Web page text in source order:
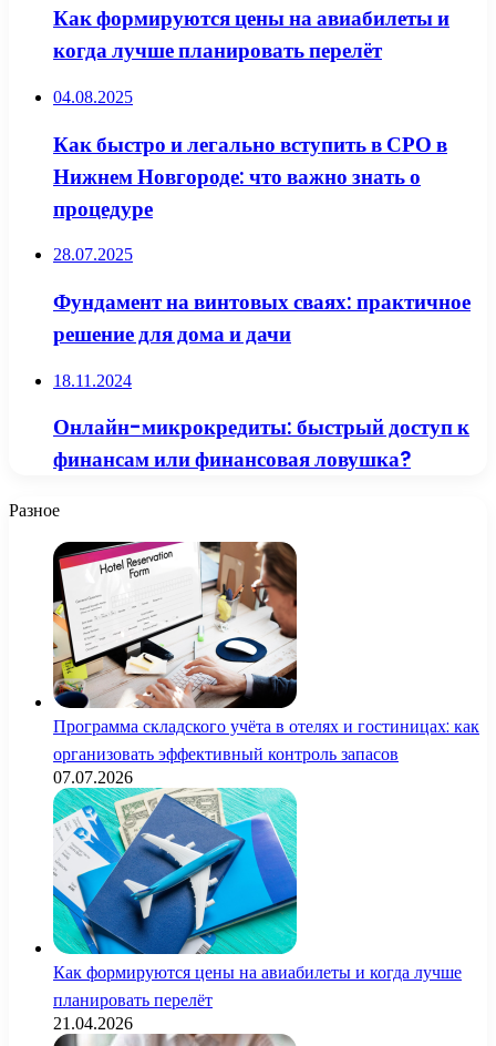
Как формируются цены на авиабилеты и
когда лучше планировать перелёт
04.08.2025
Как быстро и легально вступить в СРО в
Нижнем Новгороде: что важно знать о
процедуре
28.07.2025
Фундамент на винтовых сваях: практичное
решение для дома и дачи
18.11.2024
Онлайн-микрокредиты: быстрый доступ к
финансам или финансовая ловушка?
Разное
Программа складского учёта в отелях и гостиницах: как
организовать эффективный контроль запасов
07.07.2026
Как формируются цены на авиабилеты и когда лучше
планировать перелёт
21.04.2026